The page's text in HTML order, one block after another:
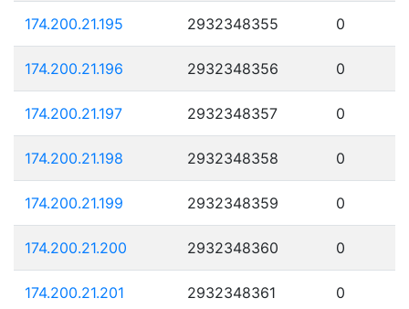
174.200.21.195 2932348355 0
174.200.21.196 2932348356 0
174.200.21.197 2932348357 0
174.200.21.198 2932348358 0
174.200.21.199 2932348359 0
174.200.21.200 2932348360 0
174.200.21.201 2932348361 0